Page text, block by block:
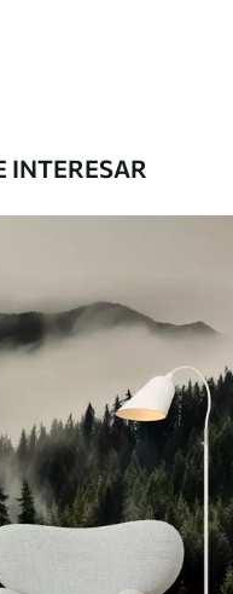
INTERESAR